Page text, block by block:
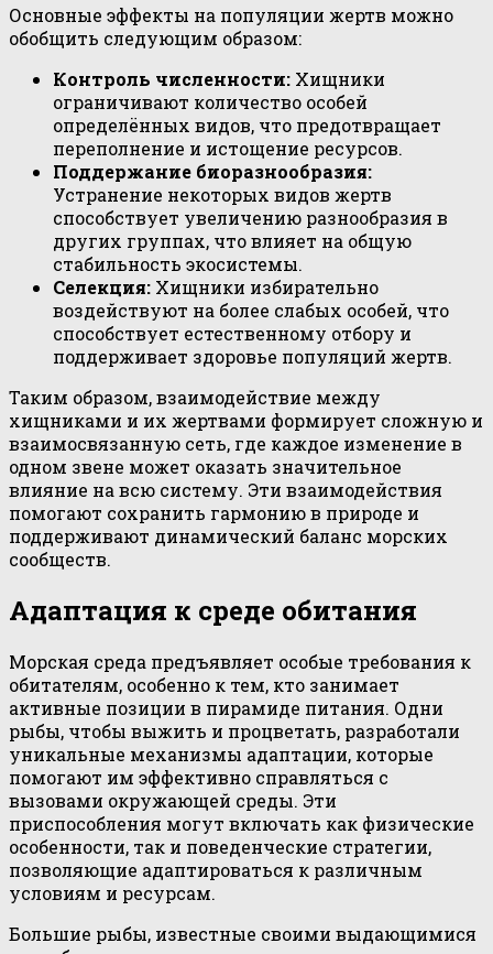
Основные эффекты на популяции жертв можно
обобщить следующим образом:
Контроль численности: Хищники
ограничивают количество особей
определённых видов, что предотвращает
переполнение и истощение ресурсов.
Поддержание биоразнообразия:
Устранение некоторых видов жертв
способствует увеличению разнообразия в
других группах, что влияет на общую
стабильность экосистемы.
Селекция: Хищники избирательно
воздействуют на более слабых особей, что
способствует естественному отбору и
поддерживает здоровье популяций жертв.
Таким образом, взаимодействие между
хищниками и их жертвами формирует сложную и
взаимосвязанную сеть, где каждое изменение в
одном звене может оказать значительное
влияние на всю систему. Эти взаимодействия
помогают сохранить гармонию в природе и
поддерживают динамический баланс морских
сообществ.
Адаптация к среде обитания
Морская среда предъявляет особые требования к
обитателям, особенно к тем, кто занимает
активные позиции в пирамиде питания. Одни
рыбы, чтобы выжить и процветать, разработали
уникальные механизмы адаптации, которые
помогают им эффективно справляться с
вызовами окружающей среды. Эти
приспособления могут включать как физические
особенности, так и поведенческие стратегии,
позволяющие адаптироваться к различным
условиям и ресурсам.
Большие рыбы, известные своими выдающимися